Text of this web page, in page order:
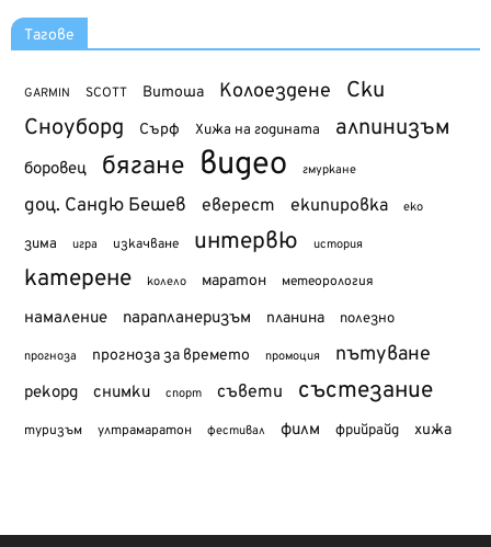
Тагове
GARMIN SCOTT Витоша Колоездене Ски
Сноуборд Сърф Хижа на годината алпинизъм
боровец бягане видео гмуркане
доц. Сандю Бешев еверест екипировка еко
зима игра изкачване интервю история
катерене колело маратон метеорология
намаление парапланеризъм планина полезно
прогноза прогноза за времето промоция пътуване
рекорд снимки спорт съвети състезание
туризъм ултрамаратон фестивал филм фрийрайд хижа